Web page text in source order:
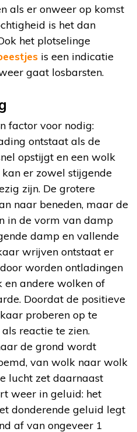
als er onweer op komst
is het dan
het plotselinge
is een indicatie
gaat losbarsten.
factor voor nodig:
ontstaat als de
opstijgt en een wolk
kan er zowel stijgende
zijn. De grotere
naar beneden, maar de
in de vorm van damp
damp en vallende
wrijven ontstaat er
worden ontladingen
en andere wolken of
Doordat de positieve
proberen op te
reactie te zien.
de grond wordt
van wolk naar wolk
lucht zet daarnaast
weer in geluid: het
donderende geluid legt
af van ongeveer 1